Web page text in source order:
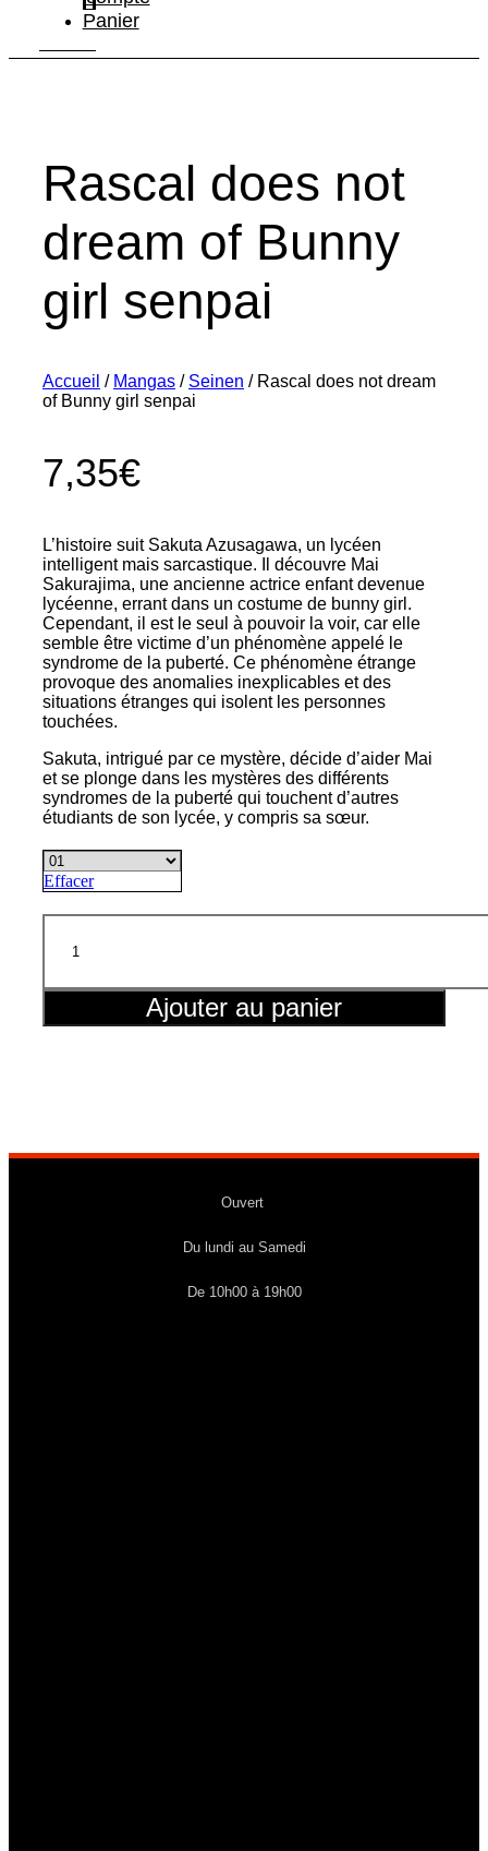
Panier
Rascal does not
dream of Bunny
girl senpai
Accueil / Mangas / Seinen / Rascal does not dream
of Bunny girl senpai
7,35€
L’histoire suit Sakuta Azusagawa, un lycéen
intelligent mais sarcastique. Il découvre Mai
Sakurajima, une ancienne actrice enfant devenue
lycéenne, errant dans un costume de bunny girl.
Cependant, il est le seul à pouvoir la voir, car elle
semble être victime d’un phénomène appelé le
syndrome de la puberté. Ce phénomène étrange
provoque des anomalies inexplicables et des
situations étranges qui isolent les personnes
touchées.
Sakuta, intrigué par ce mystère, décide d’aider Mai
et se plonge dans les mystères des différents
syndromes de la puberté qui touchent d’autres
étudiants de son lycée, y compris sa sœur.
Effacer
quantité
Rascal
dream
Ajouter au panier
Ouvert
Du lundi au Samedi
De 10h00 à 19h00